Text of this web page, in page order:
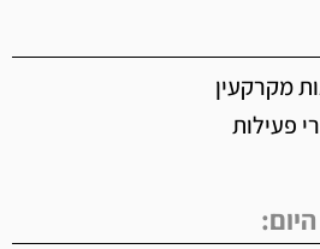
מקרקעין
פעילות